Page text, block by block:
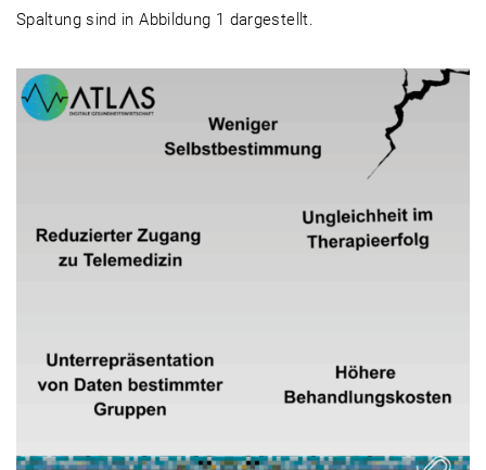
Spaltung sind in Abbildung 1 dargestellt.